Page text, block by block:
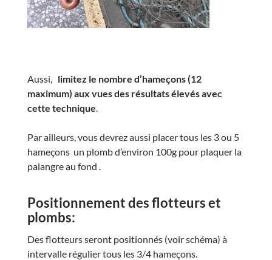
Aussi, limitez le nombre d’hameçons (12
maximum) aux vues des résultats élevés avec
cette technique.
Par ailleurs, vous devrez aussi placer tous les 3 ou 5
hameçons un plomb d’environ 100g pour plaquer la
palangre au fond .
Positionnement des flotteurs et
plombs:
Des flotteurs seront positionnés (voir schéma) à
intervalle régulier tous les 3/4 hameçons.